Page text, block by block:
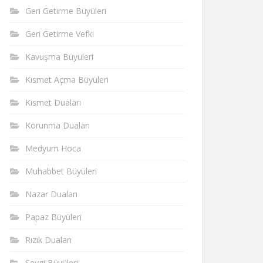
Geri Getirme Büyüleri
Geri Getirme Vefki
Kavuşma Büyüleri
Kısmet Açma Büyüleri
Kısmet Duaları
Korunma Duaları
Medyum Hoca
Muhabbet Büyüleri
Nazar Duaları
Papaz Büyüleri
Rızık Duaları